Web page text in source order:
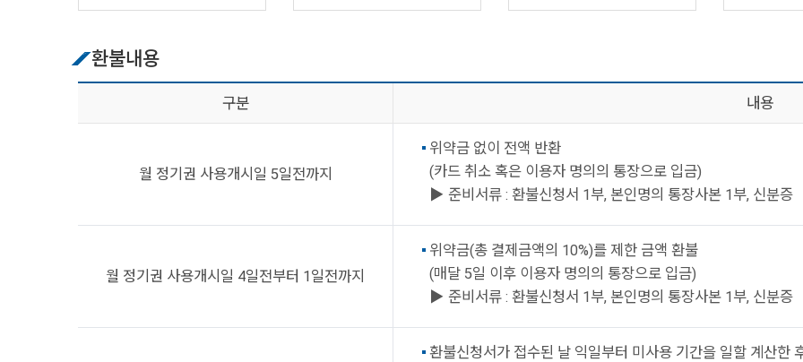
환불내용
구분 내용
월 정기권 사용개시일 5일전까지
위약금 없이 전액 반환
(카드 취소 혹은 이용자 명의의 통장으로 입금)
▶ 준비서류 : 환불신청서 1부, 본인명의 통장사본 1부, 신분증
월 정기권 사용개시일 4일전부터 1일전까지
위약금(총 결제금액의 10%)를 제한 금액 환불
(매달 5일 이후 이용자 명의의 통장으로 입금)
▶ 준비서류 : 환불신청서 1부, 본인명의 통장사본 1부, 신분증
환불신청서가 접수된 날 익일부터 미사용 기간을 일할 계산한